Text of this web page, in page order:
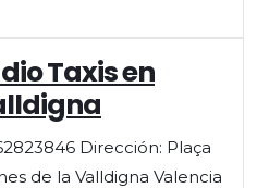
Taxis en
Dirección: Plaça
de la Valldigna Valencia